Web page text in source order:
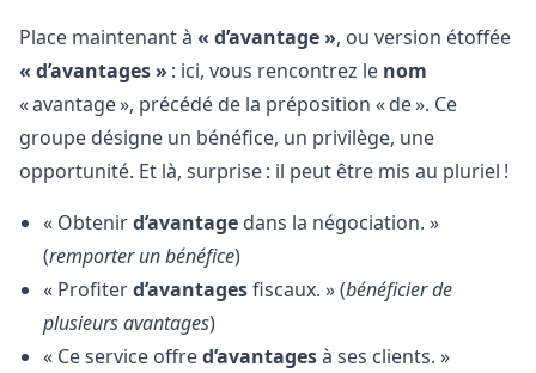
Place maintenant à « d’avantage », ou version étoffée
« d’avantages » : ici, vous rencontrez le nom
« avantage », précédé de la préposition « de ». Ce
groupe désigne un bénéfice, un privilège, une
opportunité. Et là, surprise : il peut être mis au pluriel !
« Obtenird’avantage dans la négociation. »
(remporter un bénéfice)
« Profiterd’avantagesfiscaux. » (bénéficier de
plusieurs avantages)
« Ce service offred’avantagesà ses clients. »